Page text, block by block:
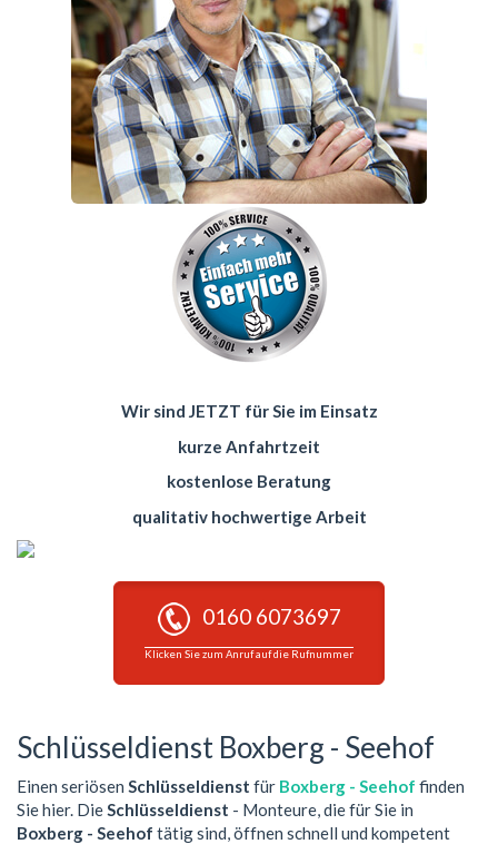
Wir sind JETZT für Sie im Einsatz
kurze Anfahrtzeit
kostenlose Beratung
qualitativ hochwertige Arbeit
0160 6073697
Klicken Sie zum Anruf auf die Rufnummer
Schlüsseldienst Boxberg - Seehof
Einen seriösen Schlüsseldienst für Boxberg - Seehof finden
Sie hier. DieSchlüsseldienst - Monteure, die für Sie in
Boxberg - Seehof tätig sind, öffnen schnell und kompetent